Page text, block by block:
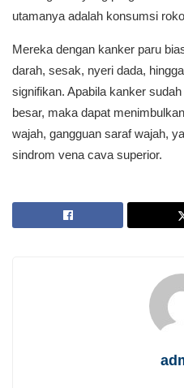
utamanya adalah konsumsi
Mereka dengan kanker paru
darah, sesak, nyeri dada,
signifikan. Apabila kanker
besar, maka dapat
wajah, gangguan saraf wajah,
sindrom vena cava superior.